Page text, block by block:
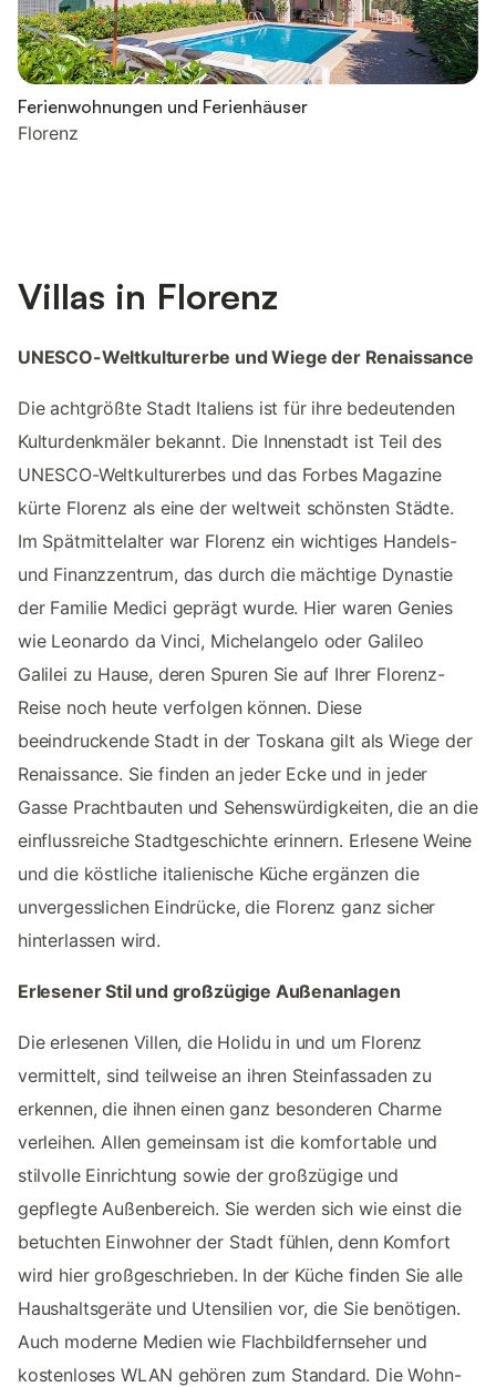
Ferienwohnungen und Ferienhäuser
Florenz
Villas in Florenz
UNESCO-Weltkulturerbe und Wiege der Renaissance
Die achtgrößte Stadt Italiens ist für ihre bedeutenden
Kulturdenkmäler bekannt. Die Innenstadt ist Teil des
UNESCO-Weltkulturerbes und das Forbes Magazine
kürte Florenz als eine der weltweit schönsten Städte.
Im Spätmittelalter war Florenz ein wichtiges Handels-
und Finanzzentrum, das durch die mächtige Dynastie
der Familie Medici geprägt wurde. Hier waren Genies
wie Leonardo da Vinci, Michelangelo oder Galileo
Galilei zu Hause, deren Spuren Sie auf Ihrer Florenz-
Reise noch heute verfolgen können. Diese
beeindruckende Stadt in der Toskana gilt als Wiege der
Renaissance. Sie finden an jeder Ecke und in jeder
Gasse Prachtbauten und Sehenswürdigkeiten, die an die
einflussreiche Stadtgeschichte erinnern. Erlesene Weine
und die köstliche italienische Küche ergänzen die
unvergesslichen Eindrücke, die Florenz ganz sicher
hinterlassen wird.
Erlesener Stil und großzügige Außenanlagen
Die erlesenen Villen, die Holidu in und um Florenz
vermittelt, sind teilweise an ihren Steinfassaden zu
erkennen, die ihnen einen ganz besonderen Charme
verleihen. Allen gemeinsam ist die komfortable und
stilvolle Einrichtung sowie der großzügige und
gepflegte Außenbereich. Sie werden sich wie einst die
betuchten Einwohner der Stadt fühlen, denn Komfort
wird hier großgeschrieben. In der Küche finden Sie alle
Haushaltsgeräte und Utensilien vor, die Sie benötigen.
Auch moderne Medien wie Flachbildfernseher und
kostenloses WLAN gehören zum Standard. Die Wohn-